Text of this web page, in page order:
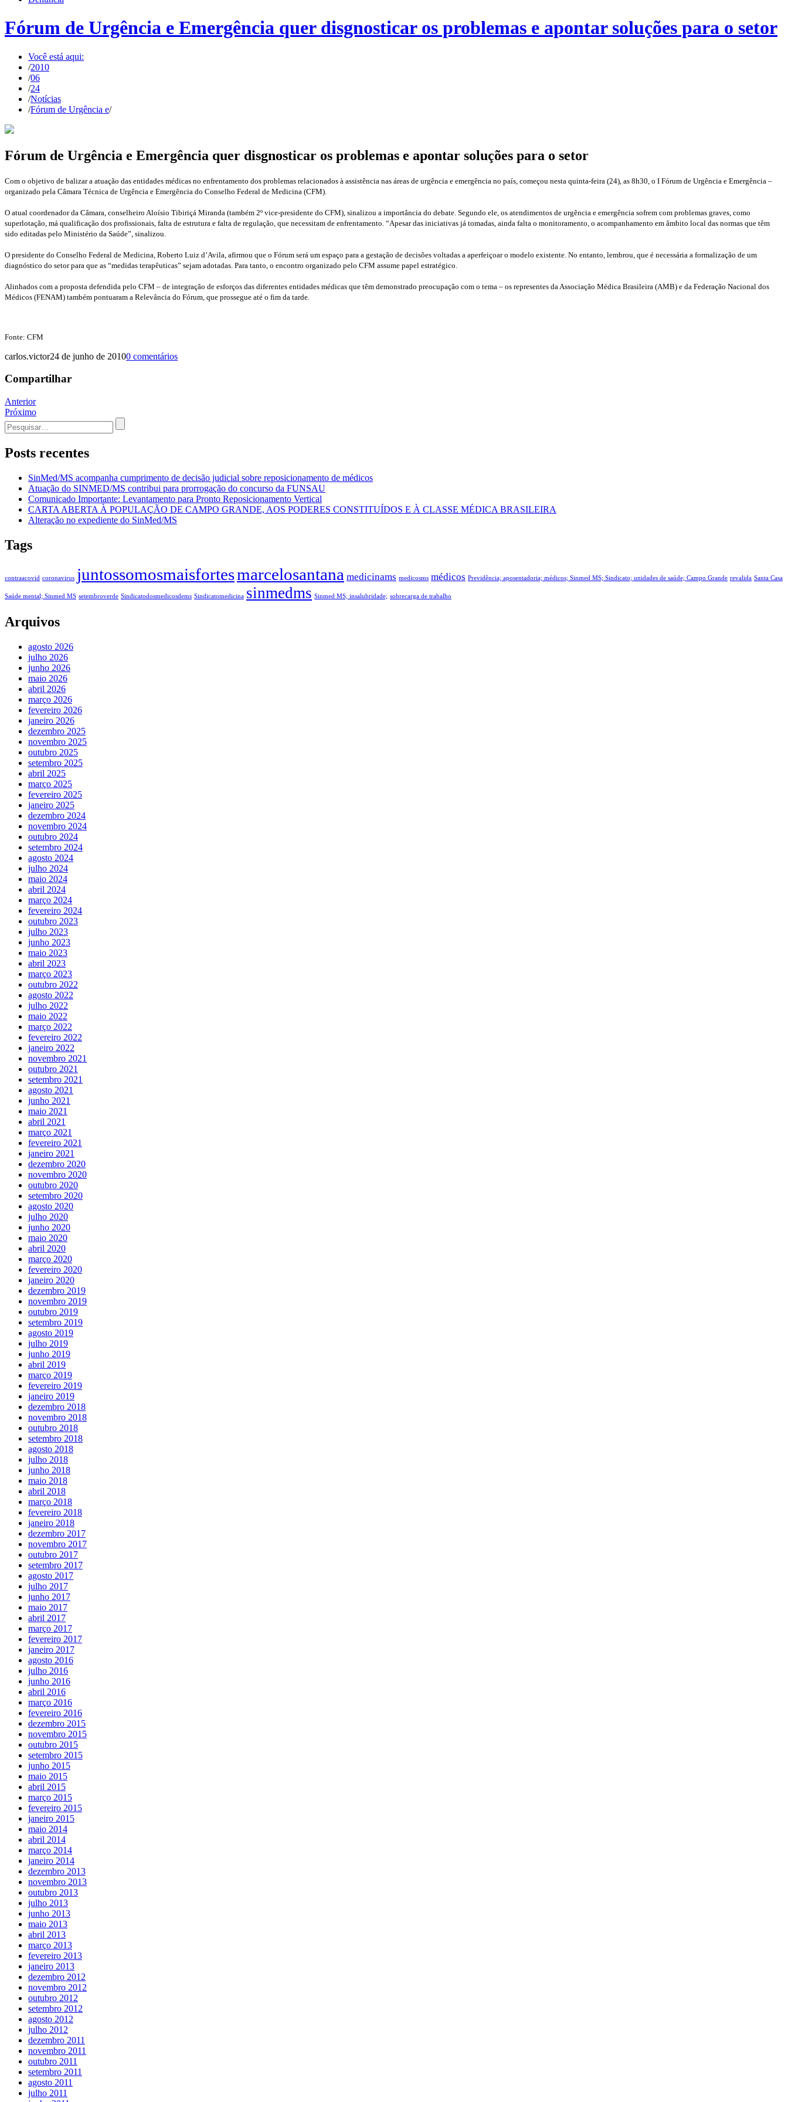
Fórum de Urgência e Emergência quer disgnosticar os problemas e apontar soluções para o setor
Você está aqui:
/2010
/06
/24
/Notícias
/Fórum de Urgência e/
Fórum de Urgência e Emergência quer disgnosticar os problemas e apontar soluções para o setor
Com o objetivo de balizar a atuação das entidades médicas no enfrentamento dos problemas relacionados à assistência nas áreas de urgência e emergência no país, começou nesta quinta-feira (24), as 8h30, o I Fórum de Urgência e Emergência –
organizado pela Câmara Técnica de Urgência e Emergência do Conselho Federal de Medicina (CFM).
O atual coordenador da Câmara, conselheiro Aloísio Tibiriçá Miranda (também 2º vice-presidente do CFM), sinalizou a importância do debate. Segundo ele, os atendimentos de urgência e emergência sofrem com problemas graves, como
superlotação, má qualificação dos profissionais, falta de estrutura e falta de regulação, que necessitam de enfrentamento. “Apesar das iniciativas já tomadas, ainda falta o monitoramento, o acompanhamento em âmbito local das normas que têm
sido editadas pelo Ministério da Saúde”, sinalizou.
O presidente do Conselho Federal de Medicina, Roberto Luiz d’Avila, afirmou que o Fórum será um espaço para a gestação de decisões voltadas a aperfeiçoar o modelo existente. No entanto, lembrou, que é necessária a formalização de um
diagnóstico do setor para que as “medidas terapêuticas” sejam adotadas. Para tanto, o encontro organizado pelo CFM assume papel estratégico.
Alinhados com a proposta defendida pelo CFM – de integração de esforços das diferentes entidades médicas que têm demonstrado preocupação com o tema – os representes da Associação Médica Brasileira (AMB) e da Federação Nacional dos
Médicos (FENAM) também pontuaram a Relevância do Fórum, que prossegue até o fim da tarde.
Fonte: CFM
carlos.victor24 de junho de 20100 comentários
Compartilhar
Navegação
de
Post
Anterior
Próximo
Procurar
por:
Posts recentes
SinMed/MS acompanha cumprimento de decisão judicial sobre reposicionamento de médicos
Atuação do SINMED/MS contribui para prorrogação do concurso da FUNSAU
Comunicado Importante: Levantamento para Pronto Reposicionamento Vertical
CARTA ABERTA À POPULAÇÃO DE CAMPO GRANDE, AOS PODERES CONSTITUÍDOS E À CLASSE MÉDICA BRASILEIRA
Alteração no expediente do SinMed/MS
Tags
contraacovid coronavirus juntossomosmaisfortesmarcelosantana medicinams medicosms médicos Previdência; aposentadoria; médicos; Sinmed MS; Sindicato; unidades de saúde; Campo Grande revalida Santa Casa
Saúde mental; Sinmed MS setembroverde Sindicatodosmedicosdems Sindicatomedicina sinmedms Sinmed MS; insalubridade; sobrecarga de trabalho
Arquivos
agosto 2026
julho 2026
junho 2026
maio 2026
abril 2026
março 2026
fevereiro 2026
janeiro 2026
dezembro 2025
novembro 2025
outubro 2025
setembro 2025
abril 2025
março 2025
fevereiro 2025
janeiro 2025
dezembro 2024
novembro 2024
outubro 2024
setembro 2024
agosto 2024
julho 2024
maio 2024
abril 2024
março 2024
fevereiro 2024
outubro 2023
julho 2023
junho 2023
maio 2023
abril 2023
março 2023
outubro 2022
agosto 2022
julho 2022
maio 2022
março 2022
fevereiro 2022
janeiro 2022
novembro 2021
outubro 2021
setembro 2021
agosto 2021
junho 2021
maio 2021
abril 2021
março 2021
fevereiro 2021
janeiro 2021
dezembro 2020
novembro 2020
outubro 2020
setembro 2020
agosto 2020
julho 2020
junho 2020
maio 2020
abril 2020
março 2020
fevereiro 2020
janeiro 2020
dezembro 2019
novembro 2019
outubro 2019
setembro 2019
agosto 2019
julho 2019
junho 2019
abril 2019
março 2019
fevereiro 2019
janeiro 2019
dezembro 2018
novembro 2018
outubro 2018
setembro 2018
agosto 2018
julho 2018
junho 2018
maio 2018
abril 2018
março 2018
fevereiro 2018
janeiro 2018
dezembro 2017
novembro 2017
outubro 2017
setembro 2017
agosto 2017
julho 2017
junho 2017
maio 2017
abril 2017
março 2017
fevereiro 2017
janeiro 2017
agosto 2016
julho 2016
junho 2016
abril 2016
março 2016
fevereiro 2016
dezembro 2015
novembro 2015
outubro 2015
setembro 2015
junho 2015
maio 2015
abril 2015
março 2015
fevereiro 2015
janeiro 2015
maio 2014
abril 2014
março 2014
janeiro 2014
dezembro 2013
novembro 2013
outubro 2013
julho 2013
junho 2013
maio 2013
abril 2013
março 2013
fevereiro 2013
janeiro 2013
dezembro 2012
novembro 2012
outubro 2012
setembro 2012
agosto 2012
julho 2012
dezembro 2011
novembro 2011
outubro 2011
setembro 2011
agosto 2011
julho 2011